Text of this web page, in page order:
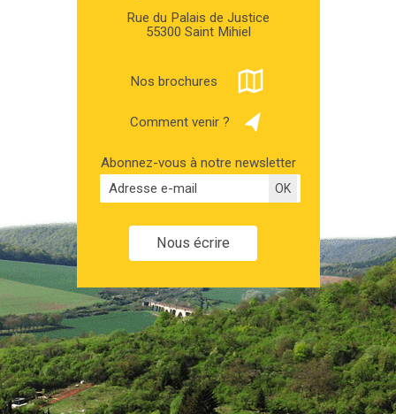
Rue du Palais de Justice
55300 Saint Mihiel
Nos brochures
Comment venir ?
Abonnez-vous à notre newsletter
Nous écrire